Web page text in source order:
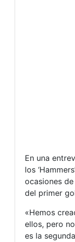
En una
los
ocasiones
del primer
«Hemos
ellos, pero
es la